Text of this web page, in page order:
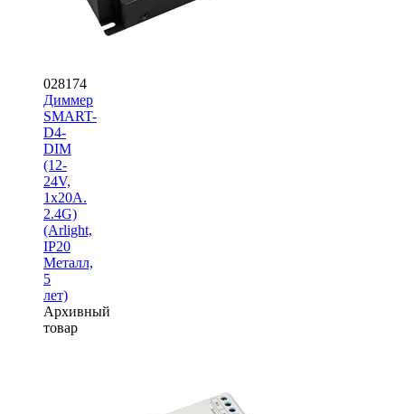
028174
Диммер
SMART-
D4-
DIM
(12-
24V,
1x20A.
2.4G)
(Arlight,
IP20
Металл,
5
лет)
Архивный
товар